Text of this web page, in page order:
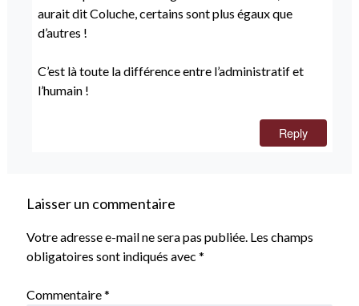
aurait dit Coluche, certains sont plus égaux que
d’autres !
C’est là toute la différence entre l’administratif et
l’humain !
Reply
Laisser un commentaire
Votre adresse e-mail ne sera pas publiée. Les champs
obligatoires sont indiqués avec *
Commentaire*